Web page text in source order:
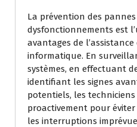
La prévention des
dysfonctionnements est
avantages de
informatique. En
systèmes, en effectuant
identifiant les signes
potentiels, les
proactivement pour
les interruptions